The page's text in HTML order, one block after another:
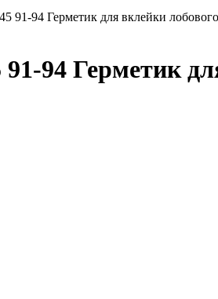
91-94 Герметик для вклейки лобового
94 Герметик